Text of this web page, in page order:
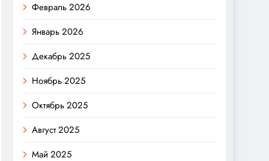
Февраль 2026
Январь 2026
Декабрь 2025
Ноябрь 2025
Октябрь 2025
Август 2025
Май 2025